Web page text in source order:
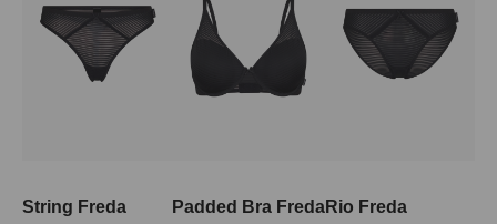
String Freda
Padded Bra FredaRio Freda